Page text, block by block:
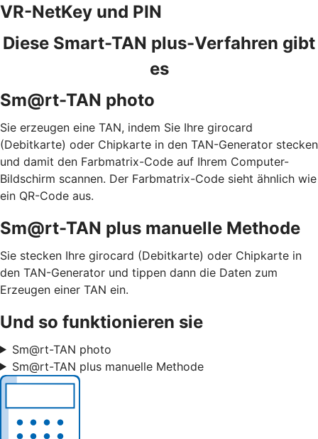
VR-NetKey und PIN
Diese Smart-TAN plus-Verfahren gibt
es
Sm@rt-TAN photo
Sie erzeugen eine TAN, indem Sie Ihre girocard
(Debitkarte) oder Chipkarte in den TAN-Generator stecken
und damit den Farbmatrix-Code auf Ihrem Computer-
Bildschirm scannen. Der Farbmatrix-Code sieht ähnlich wie
ein QR-Code aus.
Sm@rt-TAN plus manuelle Methode
Sie stecken Ihre girocard (Debitkarte) oder Chipkarte in
den TAN-Generator und tippen dann die Daten zum
Erzeugen einer TAN ein.
Und so funktionieren sie
Sm@rt-TAN photo
Sm@rt-TAN plus manuelle Methode